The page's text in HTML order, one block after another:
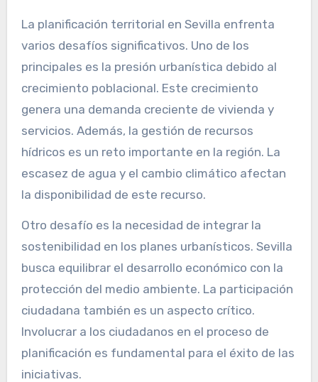
La planificación territorial en Sevilla enfrenta
varios desafíos significativos. Uno de los
principales es la presión urbanística debido al
crecimiento poblacional. Este crecimiento
genera una demanda creciente de vivienda y
servicios. Además, la gestión de recursos
hídricos es un reto importante en la región. La
escasez de agua y el cambio climático afectan
la disponibilidad de este recurso.
Otro desafío es la necesidad de integrar la
sostenibilidad en los planes urbanísticos. Sevilla
busca equilibrar el desarrollo económico con la
protección del medio ambiente. La participación
ciudadana también es un aspecto crítico.
Involucrar a los ciudadanos en el proceso de
planificación es fundamental para el éxito de las
iniciativas.